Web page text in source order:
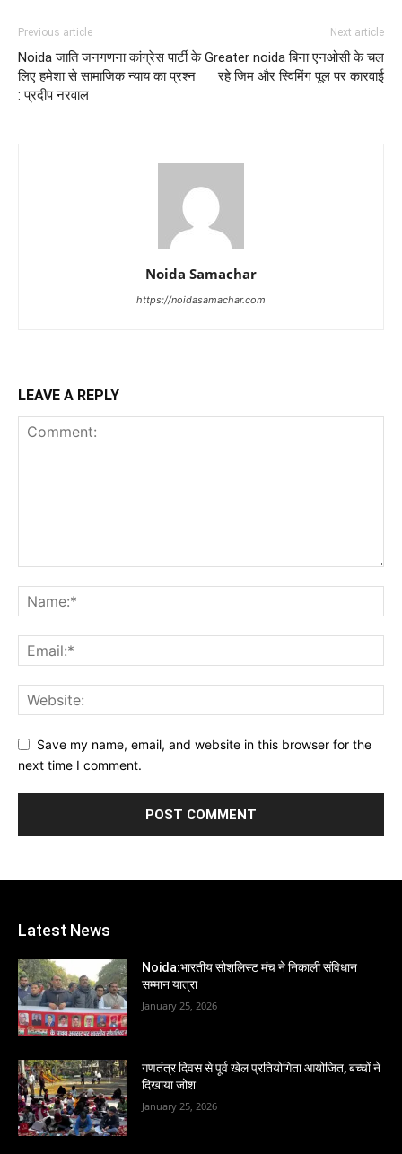
Previous article
Noida जाति जनगणना कांग्रेस पार्टी के
लिए हमेशा से सामाजिक न्याय का प्रश्न
: प्रदीप नरवाल
Next article
Greater noida बिना एनओसी के चल
रहे जिम और स्विमिंग पूल पर कारवाई
Noida Samachar
https://noidasamachar.com
LEAVE A REPLY
Save my name, email, and website in this browser for the
next time I comment.
Latest News
Noida:भारतीय सोशलिस्ट मंच ने निकाली संविधान
सम्मान यात्रा
January 25, 2026
गणतंत्र दिवस से पूर्व खेल प्रतियोगिता आयोजित, बच्चों ने
दिखाया जोश
January 25, 2026